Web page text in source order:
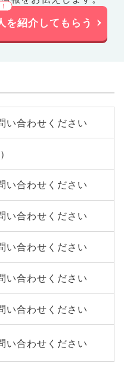
を紹介してもらう
い合わせください
い合わせください
い合わせください
い合わせください
い合わせください
い合わせください
い合わせください